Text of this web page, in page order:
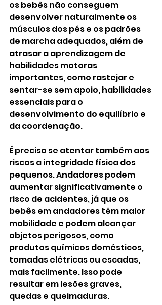
os bebês não conseguem
desenvolver naturalmente os
músculos dos pés e os padrões
de marcha adequados, além de
atrasar a aprendizagem de
habilidades motoras
importantes, como rastejar e
sentar-se sem apoio, habilidades
essenciais para o
desenvolvimento do equilíbrio e
da coordenação.
É preciso se atentar também aos
riscos a integridade física dos
pequenos. Andadores podem
aumentar significativamente o
risco de acidentes, já que os
bebês em andadores têm maior
mobilidade e podem alcançar
objetos perigosos, como
produtos químicos domésticos,
tomadas elétricas ou escadas,
mais facilmente. Isso pode
resultar em lesões graves,
quedas e queimaduras.